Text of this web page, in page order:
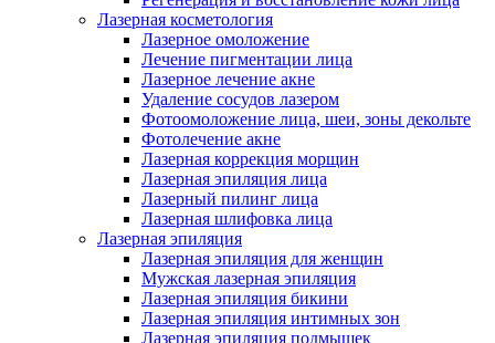
Лазерная косметология
Лазерное омоложение
Лечение пигментации лица
Лазерное лечение акне
Удаление сосудов лазером
Фотоомоложение лица, шеи, зоны декольте
Фотолечение акне
Лазерная коррекция морщин
Лазерная эпиляция лица
Лазерный пилинг лица
Лазерная шлифовка лица
Лазерная эпиляция
Лазерная эпиляция для женщин
Мужская лазерная эпиляция
Лазерная эпиляция бикини
Лазерная эпиляция интимных зон
Лазерная эпиляция подмышек